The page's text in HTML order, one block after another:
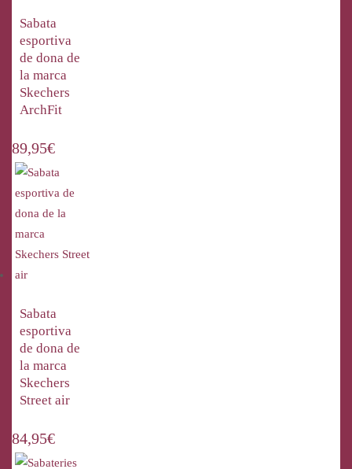
Sabata
esportiva
de dona de
la marca
Skechers
ArchFit
89,95€
Sabata
esportiva
de dona de
la marca
Skechers
Street air
84,95€